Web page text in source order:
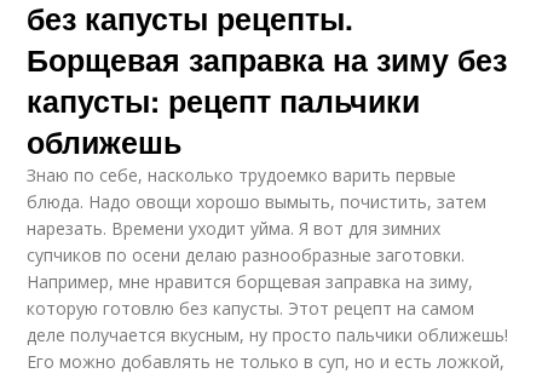
без капусты рецепты.
Борщевая заправка на зиму без
капусты: рецепт пальчики
оближешь
Знаю по себе, насколько трудоемко варить первые
блюда. Надо овощи хорошо вымыть, почистить, затем
нарезать. Времени уходит уйма. Я вот для зимних
супчиков по осени делаю разнообразные заготовки.
Например, мне нравится борщевая заправка на зиму,
которую готовлю без капусты. Этот рецепт на самом
деле получается вкусным, ну просто пальчики оближешь!
Его можно добавлять не только в суп, но и есть ложкой,